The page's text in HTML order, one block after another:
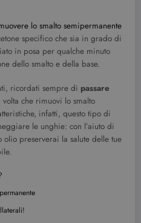
lo smalto semipermanente
specifico che sia in grado di
in posa per qualche minuto
dello smalto e della base.
ricordati sempre di passare
che rimuovi lo smalto
infatti, questo tipo di
le unghie: con l’aiuto di
preserverai la salute delle tue
Dominio
Google LLC
.youtube.com
6 mesi
Questo
cookie è
impostato da
preferenze
per i video di
Youtube
incorporati
nei siti; può
anche